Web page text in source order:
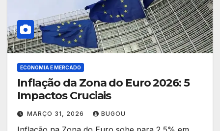
ECONOMIA E MERCADO
Inflação da Zona do Euro 2026: 5
Impactos Cruciais
MARÇO 31, 2026 BUGOU